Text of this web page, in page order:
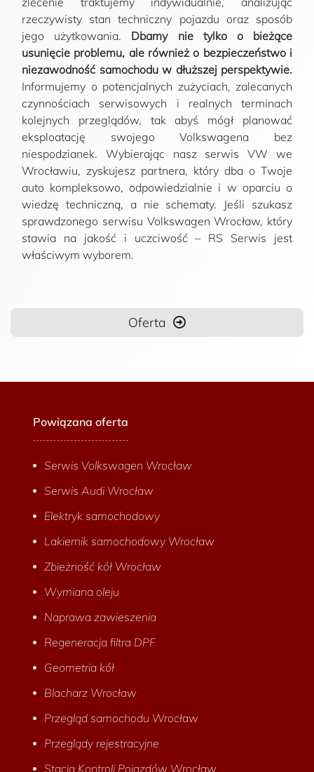
rzeczywisty stan techniczny pojazdu oraz sposób
jego użytkowania. Dbamy nie tylko o bieżące
usunięcie problemu, ale również o bezpieczeństwo i
niezawodność samochodu w dłuższej perspektywie.
Informujemy o potencjalnych zużyciach, zalecanych
czynnościach serwisowych i realnych terminach
kolejnych przeglądów, tak abyś mógł planować
eksploatację swojego Volkswagena bez
niespodzianek. Wybierając nasz serwis VW we
Wrocławiu, zyskujesz partnera, który dba o Twoje
auto kompleksowo, odpowiedzialnie i w oparciu o
wiedzę techniczną, a nie schematy. Jeśli szukasz
sprawdzonego serwisu Volkswagen Wrocław, który
stawia na jakość i uczciwość – RS Serwis jest
właściwym wyborem.
Oferta
Powiązana oferta
Serwis Volkswagen Wrocław
Serwis Audi Wrocław
Elektryk samochodowy
Lakiernik samochodowy Wrocław
Zbieżność kół Wrocław
Wymiana oleju
Naprawa zawieszenia
Regeneracja filtra DPF
Geometria kół
Blacharz Wrocław
Przegląd samochodu Wrocław
Przeglądy rejestracyjne
Stacja Kontroli Pojazdów Wrocław